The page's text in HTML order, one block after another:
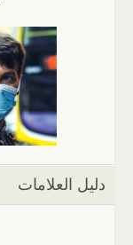
دليل العلامات